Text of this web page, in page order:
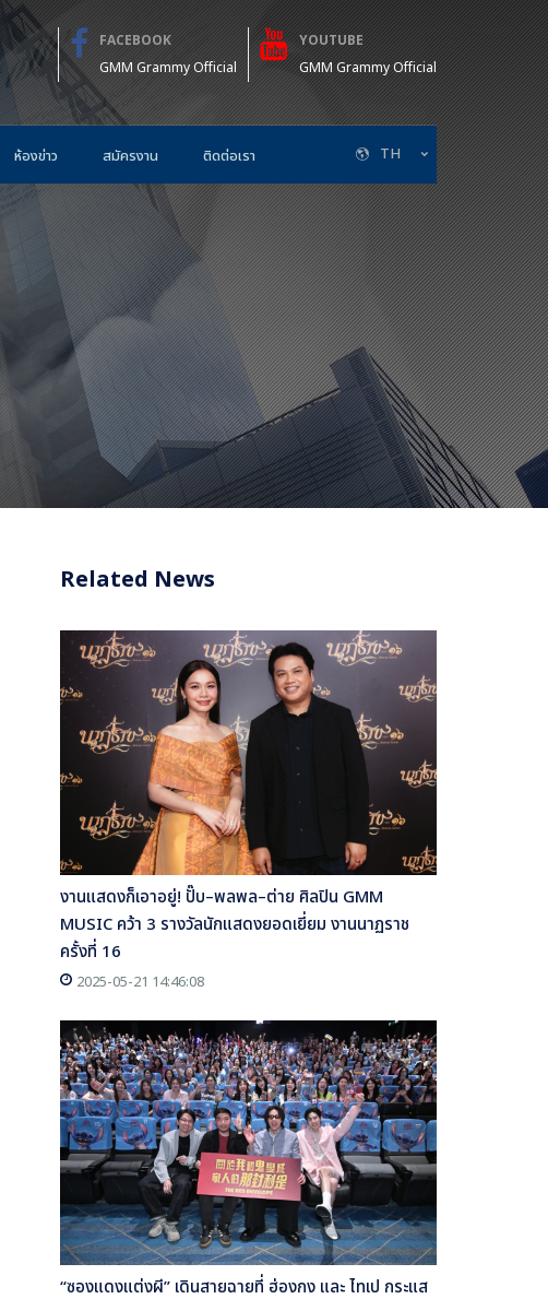
FACEBOOK
GMM Grammy Official
YOUTUBE
GMM Grammy Official
ห้องข่าว สมัครงาน ติดต่อเรา TH
Related News
งานแสดงก็เอาอยู่! ปั๊บ–พลพล–ต่าย ศิลปิน GMM
MUSIC คว้า 3 รางวัลนักแสดงยอดเยี่ยม งานนาฏราช
ครั้งที่ 16
2025-05-21 14:46:08
“ซองแดงแต่งผี” เดินสายฉายที่ ฮ่องกง และ ไทเป กระแส